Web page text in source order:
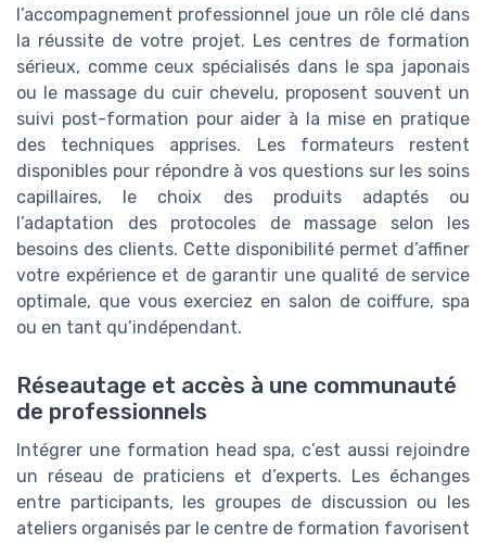
l’accompagnement professionnel joue un rôle clé dans
la réussite de votre projet. Les centres de formation
sérieux, comme ceux spécialisés dans le spa japonais
ou le massage du cuir chevelu, proposent souvent un
suivi post-formation pour aider à la mise en pratique
des techniques apprises. Les formateurs restent
disponibles pour répondre à vos questions sur les soins
capillaires, le choix des produits adaptés ou
l’adaptation des protocoles de massage selon les
besoins des clients. Cette disponibilité permet d’affiner
votre expérience et de garantir une qualité de service
optimale, que vous exerciez en salon de coiffure, spa
ou en tant qu’indépendant.
Réseautage et accès à une communauté
de professionnels
Intégrer une formation head spa, c’est aussi rejoindre
un réseau de praticiens et d’experts. Les échanges
entre participants, les groupes de discussion ou les
ateliers organisés par le centre de formation favorisent